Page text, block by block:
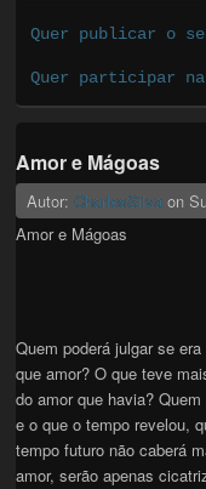
Quer publicar o
Quer participar
Amor e Mágoas
Autor:CharlesSilva on
Amor e Mágoas
Quem poderá julgar se
que amor? O que teve
do amor que havia?
e o que o tempo revelou,
tempo futuro não caberá
amor, serão apenas